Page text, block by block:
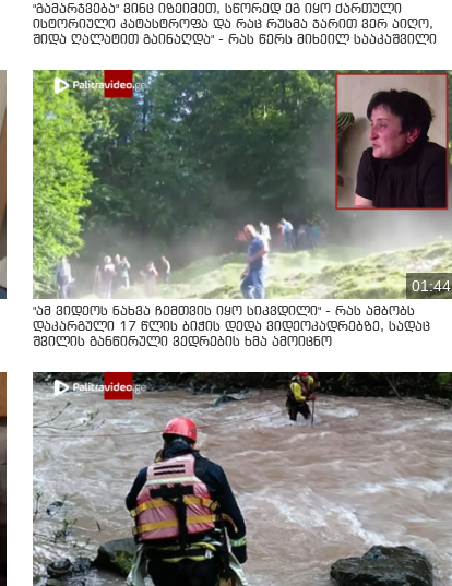
"გამარჯვება" ვინც იზეიმეთ, სწორედ ეგ იყო ქართული
ისტორიული კატასტროფა და რაც რუსმა ჯარით ვერ აიღო,
შიდა ღალატით გაინაღდა" - რას წერს მიხეილ სააკაშვილი
01:44
"ამ ვიდეოს ნახვა ჩემთვის იყო სიკვდილი" - რას ამბობს
დაკარგული 17 წლის ბიჭის დედა ვიდეოკადრებზე, სადაც
შვილის განწირული ვედრების ხმა ამოიცნო